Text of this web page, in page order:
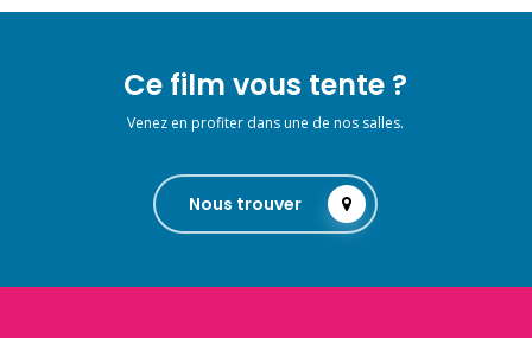
Ce film vous tente ?
Venez en profiter dans une de nos salles.
Nous trouver